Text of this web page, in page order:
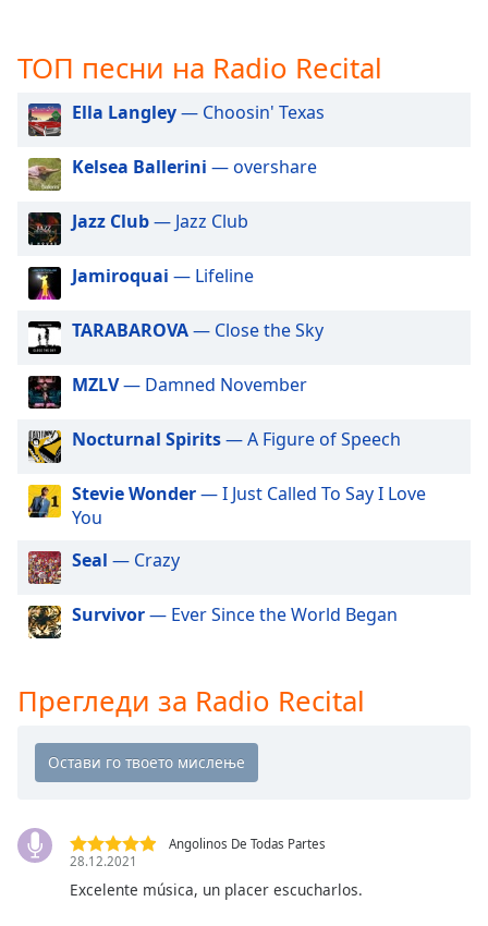
subtitles
selected
Audio
Track
Picture-
in-
Picture
Fullscreen
This
window.
Beginning
dialog
window.
cancel
and
close
Color
ТОП песни на Radio Recital
Ella Langley— Choosin' Texas
Kelsea Ballerini — overshare
Jazz Club— Jazz Club
Jamiroquai — Lifeline
TARABAROVA— Close the Sky
MZLV— Damned November
Nocturnal Spirits— A Figure of Speech
Stevie Wonder— I Just Called To Say I Love
You
Seal — Crazy
Survivor— Ever Since the World Began
Прегледи за Radio Recital
Angolinos De Todas Partes
28.12.2021
Excelente música, un placer escucharlos.